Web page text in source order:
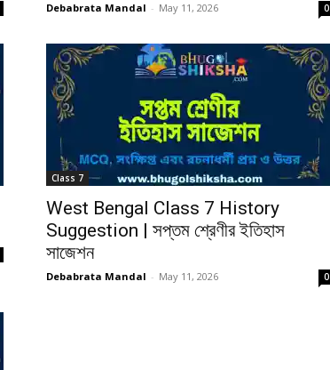
Debabrata Mandal - May 11, 2026 0
Class 7
West Bengal Class 7 History
Suggestion | সপ্তম শ্রেণীর ইতিহাস
সাজেশন
Debabrata Mandal - May 11, 2026 0